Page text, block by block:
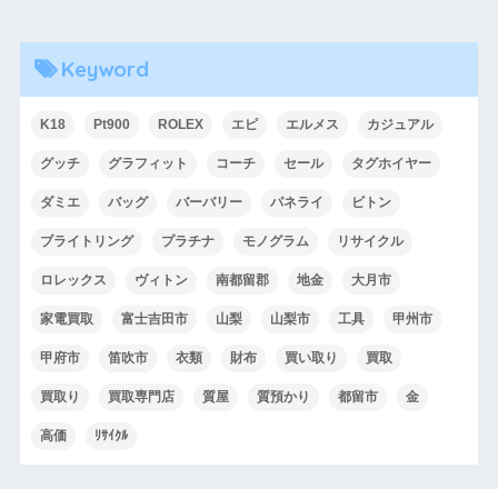
Keyword
K18 Pt900 ROLEX エピ エルメス カジュアル
グッチ グラフィット コーチ セール タグホイヤー
ダミエ バッグ バーバリー パネライ ビトン
ブライトリング プラチナ モノグラム リサイクル
ロレックス ヴィトン 南都留郡 地金 大月市
家電買取 富士吉田市 山梨 山梨市 工具 甲州市
甲府市 笛吹市 衣類 財布 買い取り 買取
買取り 買取専門店 質屋 質預かり 都留市 金
高価 ﾘｻｲｸﾙ